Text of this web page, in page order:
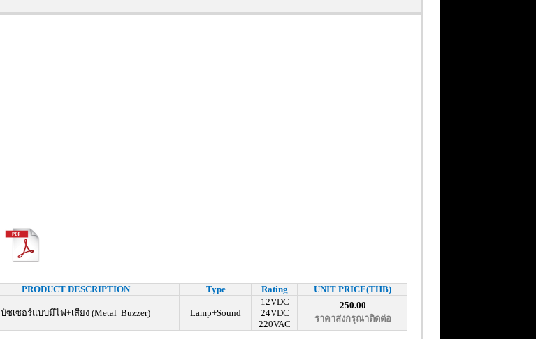
PRODUCT DESCRIPTION Type Rating UNIT PRICE(THB)
บัซเซอร์แบบมีไฟ+เสียง (Metal Buzzer) Lamp+Sound
12VDC
24VDC
220VAC
250.00
ราคาส่งกรุณาติดต่อ